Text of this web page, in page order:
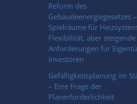
Reform des
Gebäudeenergiegesetzes
Spielräume für
Flexibilität, aber steigende
Anforderungen für
Investoren
Gefälligkeitsplanung im
– Eine Frage der
Planerforderlichkeit